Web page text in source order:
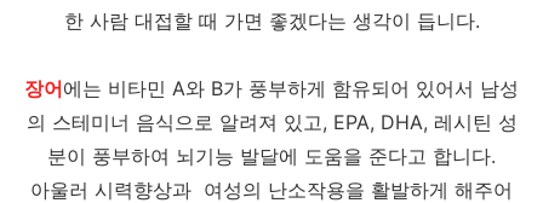
한 사람 대접할 때 가면 좋겠다는 생각이 듭니다.
장어에는 비타민 A와 B가 풍부하게 함유되어 있어서 남성
의 스테미너 음식으로 알려져 있고, EPA, DHA, 레시틴 성
분이 풍부하여 뇌기능 발달에 도움을 준다고 합니다.
아울러 시력향상과 여성의 난소작용을 활발하게 해주어